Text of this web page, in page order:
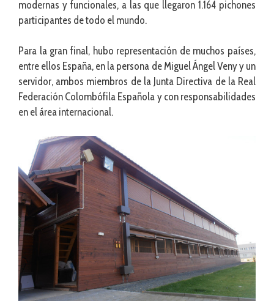
modernas y funcionales, a las que llegaron 1.164 pichones
participantes de todo el mundo.
Para la gran final, hubo representación de muchos países,
entre ellos España, en la persona de Miguel Ángel Veny y un
servidor, ambos miembros de la Junta Directiva de la Real
Federación Colombófila Española y con responsabilidades
en el área internacional.